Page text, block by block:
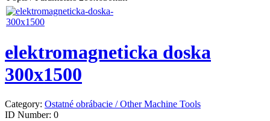
elektromagneticka doska
300x1500
Category: Ostatné obrábacie / Other Machine Tools
ID Number: 0